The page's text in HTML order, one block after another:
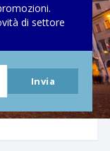
di settore
Invia